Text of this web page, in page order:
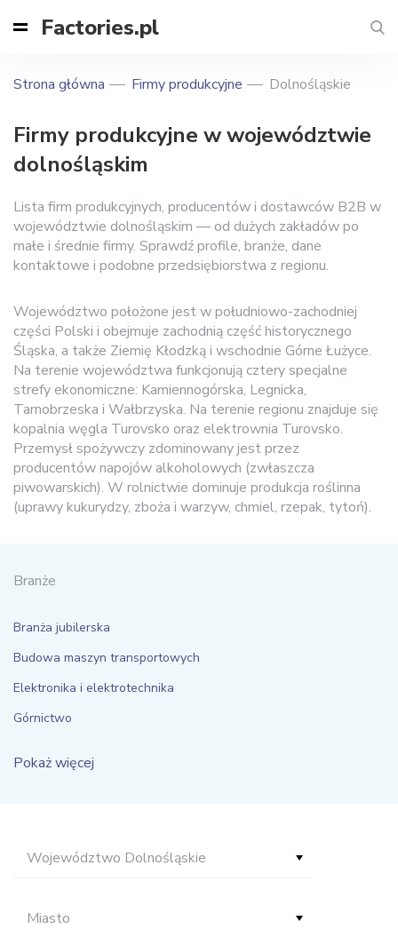
Factories.pl
Strona główna Firmy produkcyjne Dolnośląskie
Firmy produkcyjne w województwie
dolnośląskim
Lista firm produkcyjnych, producentów i dostawców B2B w
województwie dolnośląskim — od dużych zakładów po
małe i średnie firmy. Sprawdź profile, branże, dane
kontaktowe i podobne przedsiębiorstwa z regionu.
Województwo położone jest w południowo-zachodniej
części Polski i obejmuje zachodnią część historycznego
Śląska, a także Ziemię Kłodzką i wschodnie Górne Łużyce.
Na terenie województwa funkcjonują cztery specjalne
strefy ekonomiczne: Kamiennogórska, Legnicka,
Tarnobrzeska i Wałbrzyska. Na terenie regionu znajduje się
kopalnia węgla Turovsko oraz elektrownia Turovsko.
Przemysł spożywczy zdominowany jest przez
producentów napojów alkoholowych (zwłaszcza
piwowarskich). W rolnictwie dominuje produkcja roślinna
(uprawy kukurydzy, zboża i warzyw, chmiel, rzepak, tytoń).
Branże
Branża jubilerska
Budowa maszyn transportowych
Elektronika i elektrotechnika
Górnictwo
Pokaż więcej
Województwo Dolnośląskie
Miasto